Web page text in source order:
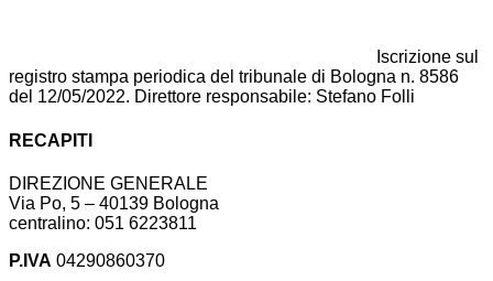
Iscrizione sul
registro stampa periodica del tribunale di Bologna n. 8586
del 12/05/2022. Direttore responsabile: Stefano Folli
RECAPITI
DIREZIONE GENERALE
Via Po, 5 – 40139 Bologna
centralino: 051 6223811
P.IVA 04290860370